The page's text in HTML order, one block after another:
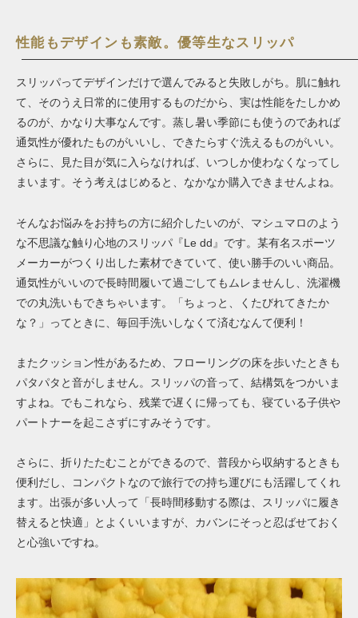
性能もデザインも素敵。優等生なスリッパ
スリッパってデザインだけで選んでみると失敗しがち。肌に触れ
て、そのうえ日常的に使用するものだから、実は性能をたしかめ
るのが、かなり大事なんです。蒸し暑い季節にも使うのであれば
通気性が優れたものがいいし、できたらすぐ洗えるものがいい。
さらに、見た目が気に入らなければ、いつしか使わなくなってし
まいます。そう考えはじめると、なかなか購入できませんよね。
そんなお悩みをお持ちの方に紹介したいのが、マシュマロのよう
な不思議な触り心地のスリッパ『Le dd』です。某有名スポーツ
メーカーがつくり出した素材できていて、使い勝手のいい商品。
通気性がいいので長時間履いて過ごしてもムレませんし、洗濯機
での丸洗いもできちゃいます。「ちょっと、くたびれてきたか
な？」ってときに、毎回手洗いしなくて済むなんて便利！
またクッション性があるため、フローリングの床を歩いたときも
パタパタと音がしません。スリッパの音って、結構気をつかいま
すよね。でもこれなら、残業で遅くに帰っても、寝ている子供や
パートナーを起こさずにすみそうです。
さらに、折りたたむことができるので、普段から収納するときも
便利だし、コンパクトなので旅行での持ち運びにも活躍してくれ
ます。出張が多い人って「長時間移動する際は、スリッパに履き
替えると快適」とよくいいますが、カバンにそっと忍ばせておく
と心強いですね。